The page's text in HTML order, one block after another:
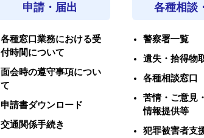
申請・届出
各種窓口業務における受
付時間について
面会時の遵守事項につい
て
申請書ダウンロード
交通関係手続き
各種相談
警察署一覧
遺失・拾得物
各種相談窓口
苦情・ご意見
情報提供等
犯罪被害者支